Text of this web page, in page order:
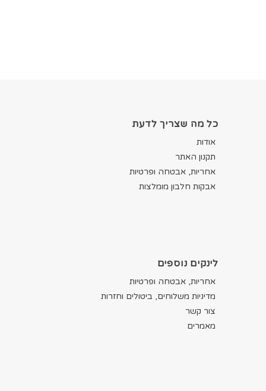
כל מה שצריך לדעת
אודות
תקנון האתר
אחריות, אבטחה ופרטיות
אבקות חלבון מומלצות
לינקים נוספים
אחריות, אבטחה ופרטיות
מדיניות משלוחים, ביטולים וחזרות
צור קשר
מאמרים